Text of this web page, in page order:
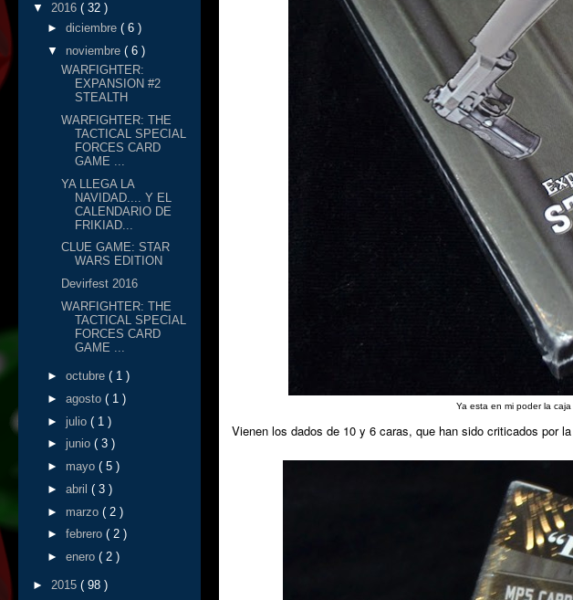
Ya esta en mi poder la
Vienen los dados de 10 y 6 caras, que han sido criticados por
▼ 2016 ( 32 )
► diciembre ( 6 )
▼ noviembre ( 6 )
WARFIGHTER:
EXPANSION #2
STEALTH
WARFIGHTER: THE
TACTICAL SPECIAL
FORCES CARD
GAME ...
YA LLEGA LA
NAVIDAD.... Y EL
CALENDARIO DE
FRIKIAD...
CLUE GAME: STAR
WARS EDITION
Devirfest 2016
WARFIGHTER: THE
TACTICAL SPECIAL
FORCES CARD
GAME ...
► octubre ( 1 )
► agosto ( 1 )
► julio ( 1 )
► junio ( 3 )
► mayo ( 5 )
► abril ( 3 )
► marzo ( 2 )
► febrero ( 2 )
► enero ( 2 )
► 2015 ( 98 )